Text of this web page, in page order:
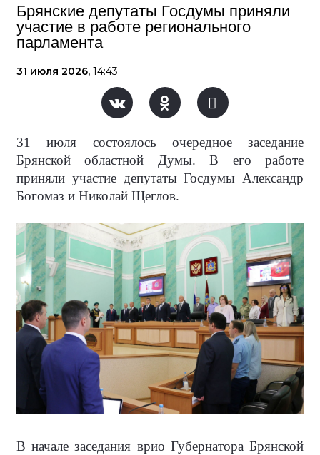
Брянские депутаты Госдумы приняли
участие в работе регионального
парламента
31 июля 2026, 14:43
31 июля состоялось очередное заседание
Брянской областной Думы. В его работе
приняли участие депутаты Госдумы Александр
Богомаз и Николай Щеглов.
В начале заседания врио Губернатора Брянской